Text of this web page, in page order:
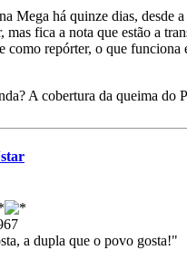
Mega há quinze dias,
mas fica a nota que estão a
como repórter, o que funciona
A cobertura da queima do
a dupla que o povo gosta!"